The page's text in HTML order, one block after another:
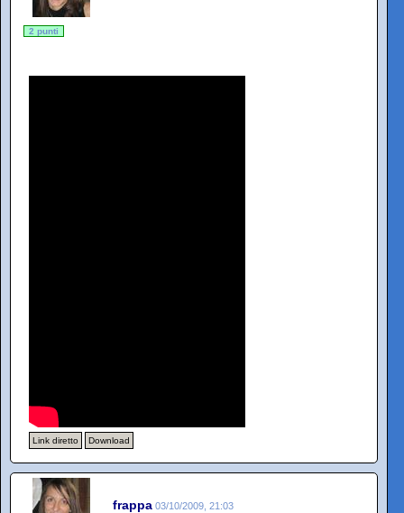
2 punti
Link diretto Download
frappa 03/10/2009, 21:03